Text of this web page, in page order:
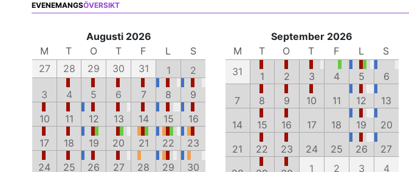
EVENEMANGSÖVERSIKT
Augusti 2026
M
T O T F L
S
27
28 29 30 31 1
2
3
4 5 6 7 8
9
10
11 12 13 14 15
16
17
18 19 20 21 22
23
24
25 26 27 28 29 30
September 2026
M
T O T F L
S
31
1 2 3 4 5
6
7
8 9 10 11 12
13
14
15 16 17 18 19
20
21
22 23 24 25 26
27
1 2 3 4